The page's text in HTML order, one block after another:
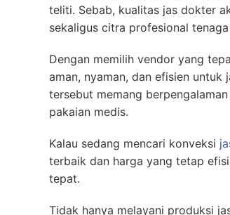
teliti. Sebab, kualitas jas dokter
sekaligus citra profesional
Dengan memilih vendor yang
aman, nyaman, dan efisien
tersebut memang
pakaian medis.
Kalau sedang mencari konveksi
terbaik dan harga yang tetap
tepat.
Tidak hanya melayani produksi